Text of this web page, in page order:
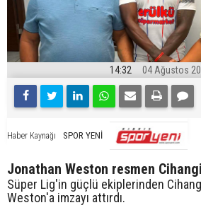
14:32 04 Ağustos
Haber Kaynağı SPOR YENİ
Jonathan Weston resmen
Süper Lig'in güçlü ekiplerinden
Weston'a imzayı attırdı.